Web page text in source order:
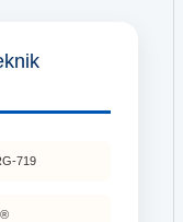
719